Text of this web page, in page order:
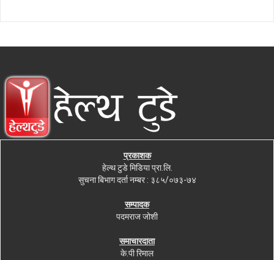
प्रकाशक
हेल्थ टुडे मिडिया प्रा.लि.
सुचना बिभाग दर्ता नम्बर : ३८५/०७३-७४
सम्पादक
पदमराज जोशी
समाचारदाता
के.पी रिमाल